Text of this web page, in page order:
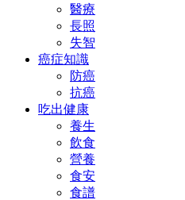
醫療
長照
失智
癌症知識
防癌
抗癌
吃出健康
養生
飲食
營養
食安
食譜